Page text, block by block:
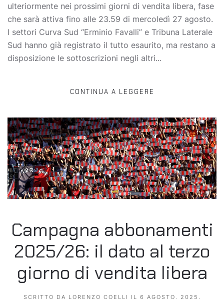
ulteriormente nei prossimi giorni di vendita libera, fase
che sarà attiva fino alle 23.59 di mercoledì 27 agosto.
I settori Curva Sud “Erminio Favalli” e Tribuna Laterale
Sud hanno già registrato il tutto esaurito, ma restano a
disposizione le sottoscrizioni negli altri...
CONTINUA A LEGGERE
Campagna abbonamenti
2025/26: il dato al terzo
giorno di vendita libera
SCRITTO DA LORENZO COELLI IL 6 AGOSTO, 2025 .